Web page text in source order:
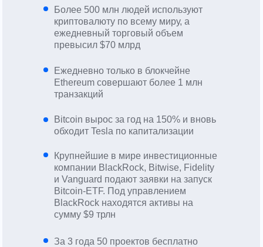
Более 500 млн людей используют
криптовалюту по всему миру, а
ежедневный торговый объем
превысил $70 млрд
Ежедневно только в блокчейне
Ethereum совершают более 1 млн
транзакций
Bitcoin вырос за год на 150% и вновь
обходит Tesla по капитализации
Крупнейшие в мире инвестиционные
компании BlackRock, Bitwise, Fidelity
и Vanguard подают заявки на запуск
Bitcoin-ETF. Под управлением
BlackRock находятся активы на
сумму $9 трлн
За 3 года 50 проектов бесплатно